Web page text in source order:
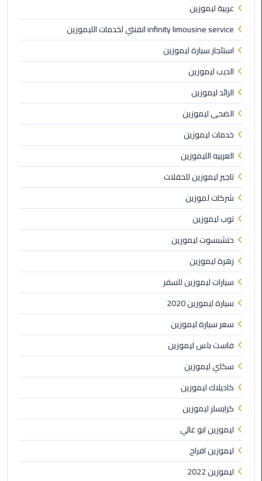
الى
مطار
القاهرة
ليموزين
الدقي
ليموزين
من
القاهرة
للاسكندرية
ليموزين
العجوزه
ليموزين
من
مطار
القاهرة
ليموزين
فيصل
ليموزين
من
مطار
برج
العرب
إلى
القاهرة
ليموزين
الهرم
عربية ليموزين
infinity limousine service انفنتي لخدمات الليموزين
استئجار سيارة ليموزين
الديب ليموزين
الرائد ليموزين
الضحى ليموزين
خدمات ليموزين
العربيه الليموزين
تاجير ليموزين للحفلات
شركات لموزين
توب ليموزين
حتشبسوت ليموزين
زهرة ليموزين
سيارات ليموزين للسفر
سيارة ليموزين 2020
سعر سيارة ليموزين
فاست بلس ليموزين
سكاي ليموزين
كاديلاك ليموزين
كرايسلر ليموزين
ليموزين ابو غالي
ليموزين افراح
ليموزين 2022